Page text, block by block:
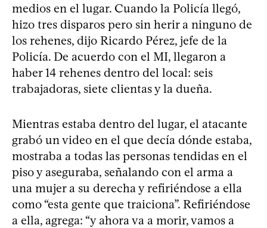
medios en el lugar. Cuando la Policía llegó,
hizo tres disparos pero sin herir a ninguno de
los rehenes, dijo Ricardo Pérez, jefe de la
Policía. De acuerdo con el MI, llegaron a
haber 14 rehenes dentro del local: seis
trabajadoras, siete clientas y la dueña.
Mientras estaba dentro del lugar, el atacante
grabó un video en el que decía dónde estaba,
mostraba a todas las personas tendidas en el
piso y aseguraba, señalando con el arma a
una mujer a su derecha y refiriéndose a ella
como “esta gente que traiciona”. Refiriéndose
a ella, agrega: “y ahora va a morir, vamos a